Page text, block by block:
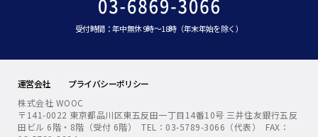
受付時間：年中無休 9時～18時（年末年始を除く）
運営会社
プライバシーポリシー
株式会社 WOOC
〒141-0022 東京都品川区東五反田一丁目14番10号 三井住友銀行五反
田ビル 6階・8階（受付 6階） TEL：03-5789-3066（代表） FAX：